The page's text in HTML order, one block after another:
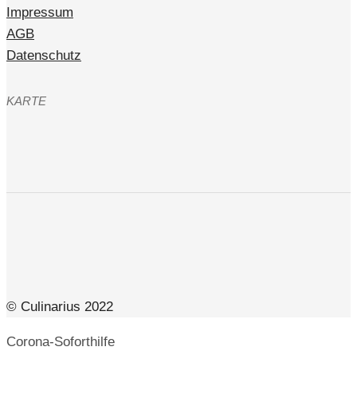
Impressum
AGB
Datenschutz
KARTE
© Culinarius 2022
Corona-Soforthilfe